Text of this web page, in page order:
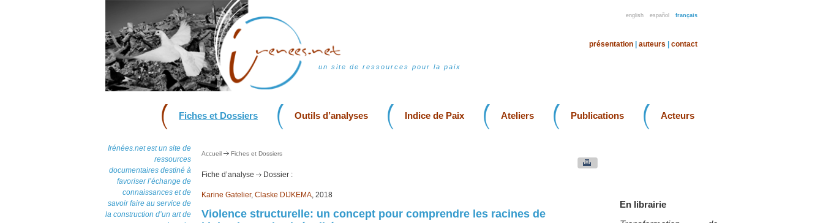
english español français
un site de ressources pour la paix
présentation auteurs contact
Fiches et Dossiers Outils d’analyses Indice de Paix Ateliers Publications Acteurs
Irénées.net est un site de
ressources
documentaires destiné à
favoriser l’échange de
connaissances et de
savoir faire au service de
la construction d’un art de
En librairie
Accueil Fiches et Dossiers
Fiche d’analyse Dossier :
Karine Gatelier, Claske DIJKEMA, 2018
Violence structurelle: un concept pour comprendre les racines de